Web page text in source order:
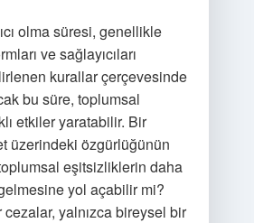
olma süresi, genellikle
ve sağlayıcıları
kurallar çerçevesinde
bu süre, toplumsal
etkiler yaratabilir. Bir
üzerindeki özgürlüğünün
toplumsal eşitsizliklerin daha
yol açabilir mi?
yalnızca bireysel bir